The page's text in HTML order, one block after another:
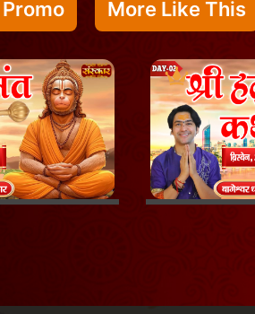
Promo More Like This